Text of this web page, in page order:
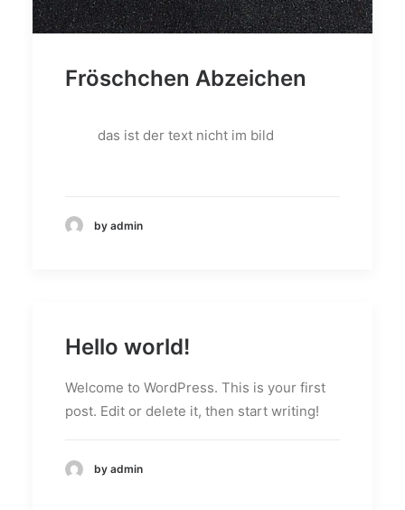
Fröschchen Abzeichen
das ist der text nicht im bild
by admin
Hello world!
Welcome to WordPress. This is your first
post. Edit or delete it, then start writing!
by admin